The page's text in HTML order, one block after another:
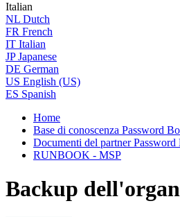
Italian
NL Dutch
FR French
IT Italian
JP Japanese
DE German
US English (US)
ES Spanish
Home
Base di conoscenza Password
Documenti del partner Password
RUNBOOK - MSP
Backup